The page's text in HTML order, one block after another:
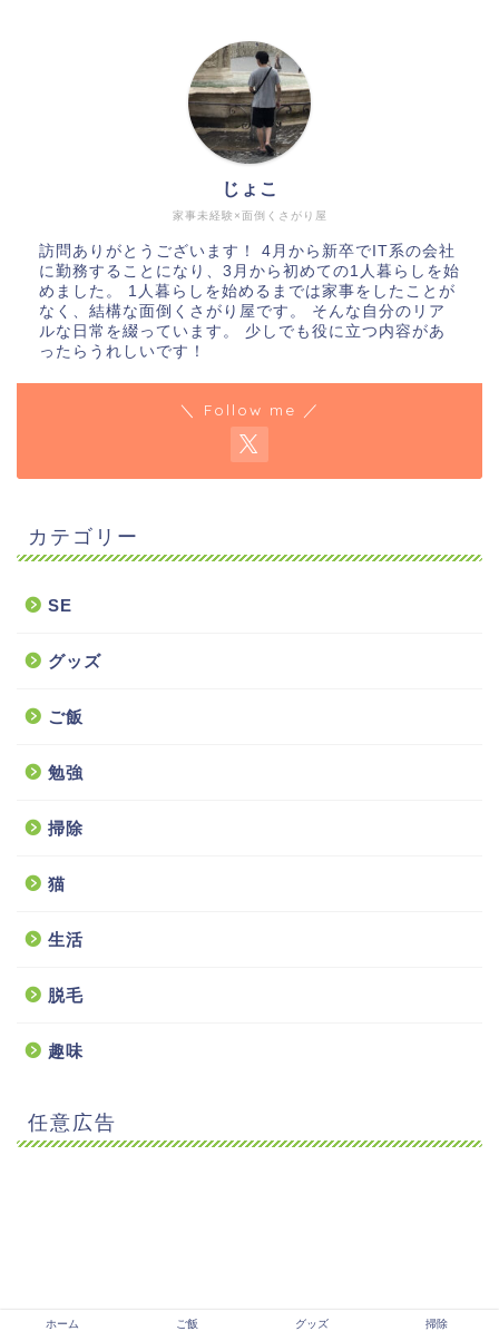
家事未経験×面倒くさがり屋
じょこ
訪問ありがとうございます！ 4月から新卒でIT系の会社
に勤務することになり、3月から初めての1人暮らしを始
めました。 1人暮らしを始めるまでは家事をしたことが
なく、結構な面倒くさがり屋です。 そんな自分のリア
ルな日常を綴っています。 少しでも役に立つ内容があ
ったらうれしいです！
＼ Follow me ／
カテゴリー
SE
グッズ
ご飯
勉強
掃除
猫
生活
脱毛
趣味
任意広告
ホーム ご飯 グッズ 掃除